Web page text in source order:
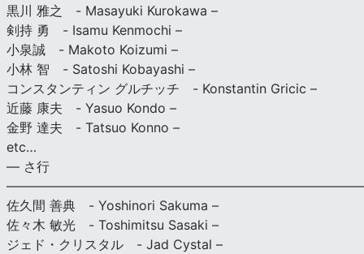
黒川 雅之 - Masayuki Kurokawa –
剣持 勇 - Isamu Kenmochi –
小泉誠 - Makoto Koizumi –
小林 智 - Satoshi Kobayashi –
コンスタンティン グルチッチ - Konstantin Gricic –
近藤 康夫 - Yasuo Kondo –
金野 達夫 - Tatsuo Konno –
etc…
— さ行
佐久間 善典 - Yoshinori Sakuma –
佐々木 敏光 - Toshimitsu Sasaki –
ジェド・クリスタル - Jad Cystal –